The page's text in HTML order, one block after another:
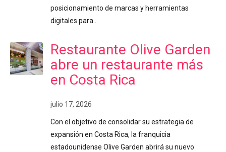
posicionamiento de marcas y herramientas
digitales para…
Restaurante Olive Garden
abre un restaurante más
en Costa Rica
julio 17, 2026
Con el objetivo de consolidar su estrategia de
expansión en Costa Rica, la franquicia
estadounidense Olive Garden abrirá su nuevo